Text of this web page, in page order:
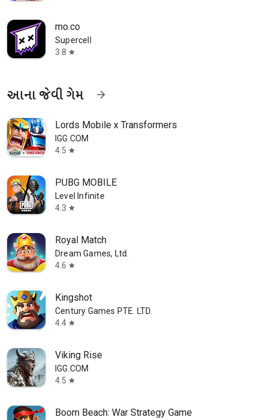
mo.co
Supercell
3.8 star
આના જેવી ગેમ arrow_forward
Lords Mobile x Transformers
IGG.COM
4.5 star
PUBG MOBILE
Level Infinite
4.3 star
Royal Match
Dream Games, Ltd.
4.6 star
Kingshot
Century Games PTE. LTD.
4.4 star
Viking Rise
IGG.COM
4.5 star
Boom Beach: War Strategy Game